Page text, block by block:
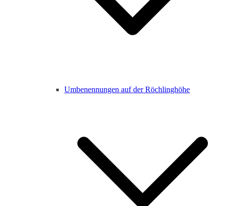
Umbenennungen auf der Röchlinghöhe